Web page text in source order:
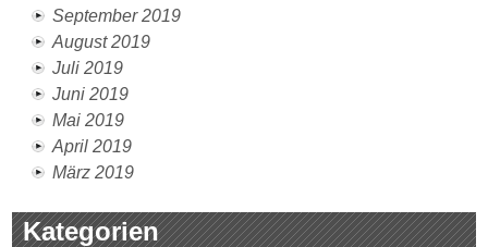
September 2019
August 2019
Juli 2019
Juni 2019
Mai 2019
April 2019
März 2019
Kategorien